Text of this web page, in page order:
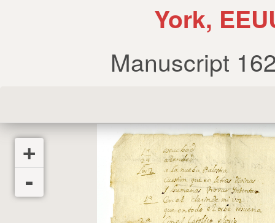
York,
Manuscript